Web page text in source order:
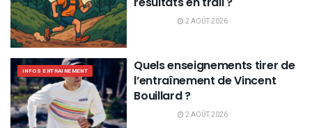
2 AOÛT 2026
INFOS ENTRAINEMENT
Quels enseignements tirer de
l’entraînement de Vincent
Bouillard ?
2 AOÛT 2026